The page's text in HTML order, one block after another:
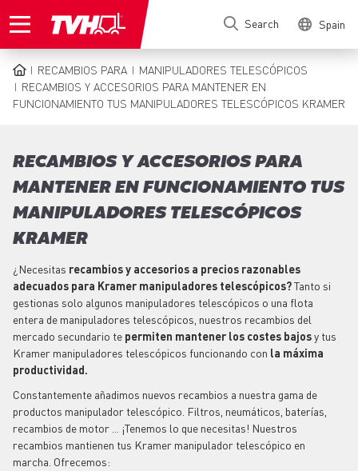
to
Search Spain
BREADCRUMB
RECAMBIOS PARA
MANIPULADORES TELESCÓPICOS
RECAMBIOS Y ACCESORIOS PARA MANTENER EN
FUNCIONAMIENTO TUS MANIPULADORES TELESCÓPICOS KRAMER
RECAMBIOS Y ACCESORIOS PARA
MANTENER EN FUNCIONAMIENTO TUS
MANIPULADORES TELESCÓPICOS
KRAMER
¿Necesitas recambios y accesorios a precios razonables
adecuados para Kramer manipuladores telescópicos?Tanto si
gestionas solo algunos manipuladores telescópicos o una flota
entera de manipuladores telescópicos, nuestros recambios del
mercado secundario te permiten mantener los costes bajosy tus
Kramer manipuladores telescópicos funcionando con la máxima
productividad.
Constantemente añadimos nuevos recambios a nuestra gama de
productos manipulador telescópico. Filtros, neumáticos, baterías,
recambios de motor ... ¡Tenemos lo que necesitas! Nuestros
recambios mantienen tus Kramer manipulador telescópico en
marcha. Ofrecemos: